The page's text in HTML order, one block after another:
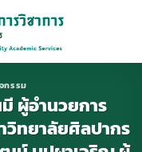
กรรม
ผู้อำนวยการ
วิทยาลัยศิลปากร